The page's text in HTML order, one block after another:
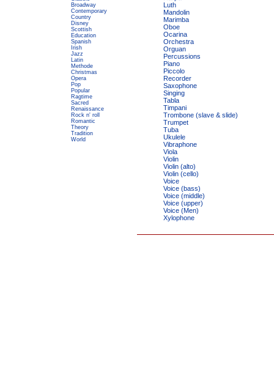
Broadway
Contemporary
Country
Disney
Scottish
Education
Spanish
Irish
Jazz
Latin
Methode
Christmas
Opera
Pop
Popular
Ragtime
Sacred
Renaissance
Rock n' roll
Romantic
Theory
Tradition
World
Luth
Mandolin
Marimba
Oboe
Ocarina
Orchestra
Orguan
Percussions
Piano
Piccolo
Recorder
Saxophone
Singing
Tabla
Timpani
Trombone (slave & slide)
Trumpet
Tuba
Ukulele
Vibraphone
Viola
Violin
Violin (alto)
Violin (cello)
Voice
Voice (bass)
Voice (middle)
Voice (upper)
Voice (Men)
Xylophone